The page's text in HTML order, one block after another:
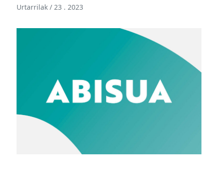
Urtarrilak / 23 . 2023